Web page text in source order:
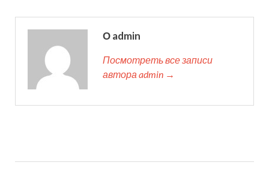
О admin
Посмотреть все записи
автора admin →